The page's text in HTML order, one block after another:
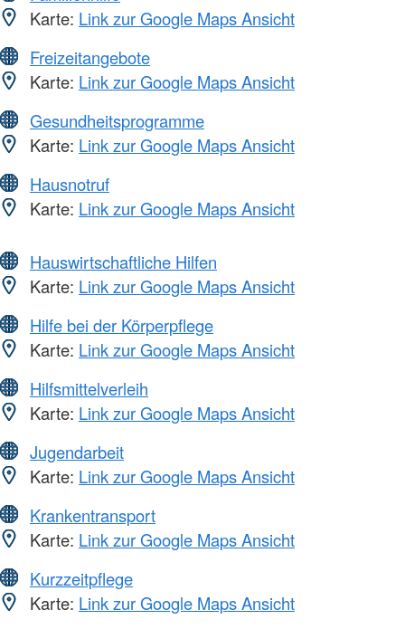
Karte: Link zur Google Maps Ansicht
Freizeitangebote
Karte: Link zur Google Maps Ansicht
Gesundheitsprogramme
Karte: Link zur Google Maps Ansicht
Hausnotruf
Karte: Link zur Google Maps Ansicht
Hauswirtschaftliche Hilfen
Karte: Link zur Google Maps Ansicht
Hilfe bei der Körperpflege
Karte: Link zur Google Maps Ansicht
Hilfsmittelverleih
Karte: Link zur Google Maps Ansicht
Jugendarbeit
Karte: Link zur Google Maps Ansicht
Krankentransport
Karte: Link zur Google Maps Ansicht
Kurzzeitpflege
Karte: Link zur Google Maps Ansicht